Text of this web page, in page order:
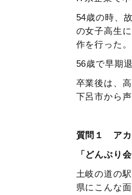
54歳の時、
の女子高生
作を行った。
56歳で早期
卒業後は、
下呂市から
質問１ アカ
「どんぶり
土岐の道の
県にこんな